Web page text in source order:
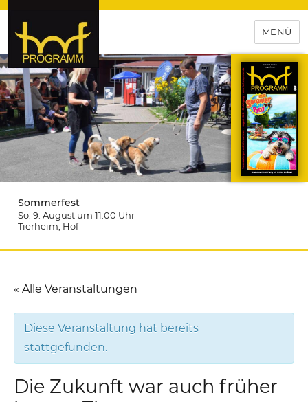
hof-programm – das
Veranstaltungsportal für
Hochfranken
MENÜ
Sommerfest
So. 9. August um 11:00 Uhr
Tierheim , Hof
« Alle Veranstaltungen
Diese Veranstaltung hat bereits
stattgefunden.
Die Zukunft war auch früher